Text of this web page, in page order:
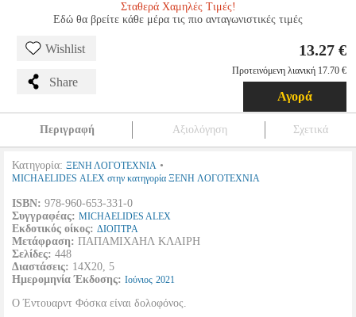
Σταθερά Χαμηλές Τιμές!
Εδώ θα βρείτε κάθε μέρα τις πιο ανταγωνιστικές τιμές
Wishlist
Share
13.27 €
Προτεινόμενη λιανική 17.70 €
Αγορά
Περιγραφή Αξιολόγηση Σχετικά
Κατηγορία: ΞΕΝΗ ΛΟΓΟΤΕΧΝΙΑ •
MICHAELIDES ALEX στην κατηγορία ΞΕΝΗ ΛΟΓΟΤΕΧΝΙΑ
ISBN: 978-960-653-331-0
Συγγραφέας: MICHAELIDES ALEX
Εκδοτικός οίκος: ΔΙΟΠΤΡΑ
Μετάφραση: ΠΑΠΑΜΙΧΑΗΛ ΚΛΑΙΡΗ
Σελίδες: 448
Διαστάσεις: 14X20, 5
Ημερομηνία Έκδοσης: Ιούνιος 2021
Ο Έντουαρντ Φόσκα είναι δολοφόνος.